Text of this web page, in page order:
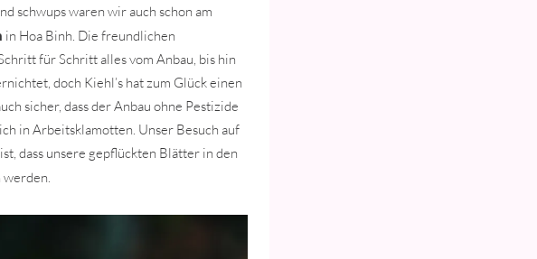
schwups waren wir auch schon am
in Hoa Binh. Die freundlichen
für Schritt alles vom Anbau, bis hin
doch Kiehl’s hat zum Glück einen
sicher, dass der Anbau ohne Pestizide
in Arbeitsklamotten. Unser Besuch auf
dass unsere gepflückten Blätter in den
werden.